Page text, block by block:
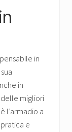
in
in
migliori
l’armadio a
e